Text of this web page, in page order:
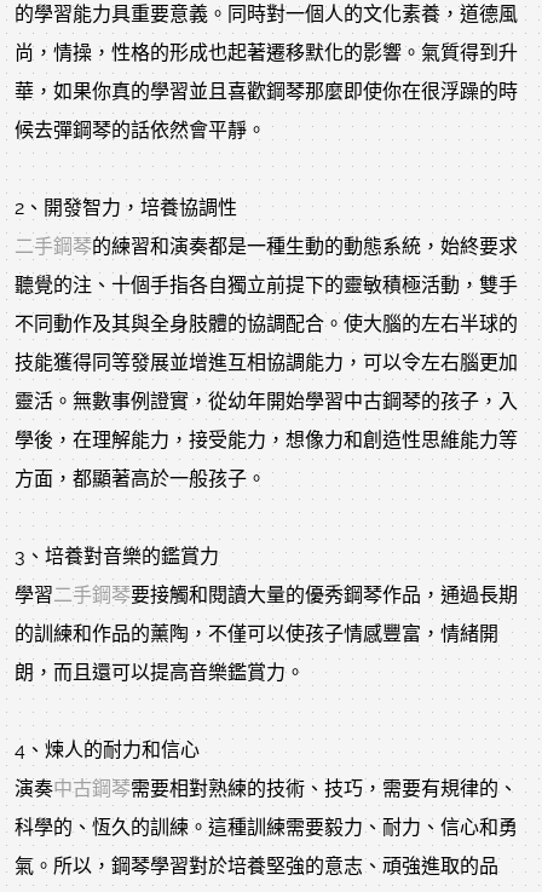
的學習能力具重要意義。同時對一個人的文化素養，道德風
尚，情操，性格的形成也起著遷移默化的影響。氣質得到升
華，如果你真的學習並且喜歡鋼琴那麼即使你在很浮躁的時
候去彈鋼琴的話依然會平靜。
2、開發智力，培養協調性
二手鋼琴的練習和演奏都是一種生動的動態系統，始終要求
聽覺的注、十個手指各自獨立前提下的靈敏積極活動，雙手
不同動作及其與全身肢體的協調配合。使大腦的左右半球的
技能獲得同等發展並增進互相協調能力，可以令左右腦更加
靈活。無數事例證實，從幼年開始學習中古鋼琴的孩子，入
學後，在理解能力，接受能力，想像力和創造性思維能力等
方面，都顯著高於一般孩子。
3、培養對音樂的鑑賞力
學習二手鋼琴要接觸和閱讀大量的優秀鋼琴作品，通過長期
的訓練和作品的薰陶，不僅可以使孩子情感豐富，情緒開
朗，而且還可以提高音樂鑑賞力。
4、煉人的耐力和信心
演奏中古鋼琴需要相對熟練的技術、技巧，需要有規律的、
科學的、恆久的訓練。這種訓練需要毅力、耐力、信心和勇
氣。所以，鋼琴學習對於培養堅強的意志、頑強進取的品